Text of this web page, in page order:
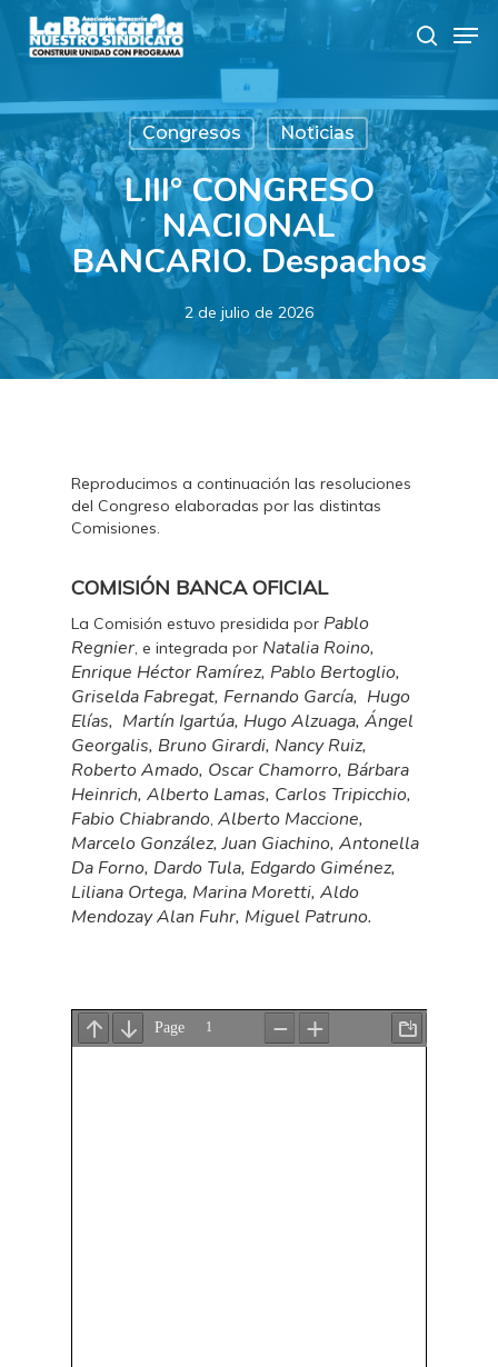
main
search
Congresos Noticias
LIII° CONGRESO
NACIONAL
BANCARIO. Despachos
2 de julio de 2026
Reproducimos a continuación las resoluciones
del Congreso elaboradas por las distintas
Comisiones.
COMISIÓN BANCA OFICIAL
La Comisión estuvo presidida por Pablo
Regnier, e integrada por Natalia Roino,
Enrique Héctor Ramírez, Pablo Bertoglio,
Griselda Fabregat, Fernando García, Hugo
Elías, Martín Igartúa, Hugo Alzuaga, Ángel
Georgalis, Bruno Girardi, Nancy Ruiz,
Roberto Amado, Oscar Chamorro, Bárbara
Heinrich, Alberto Lamas, Carlos Tripicchio,
Fabio Chiabrando,Alberto Maccione,
Marcelo González, Juan Giachino, Antonella
Da Forno, Dardo Tula, Edgardo Giménez,
Liliana Ortega, Marina Moretti, Aldo
Mendozay Alan Fuhr, Miguel Patruno.